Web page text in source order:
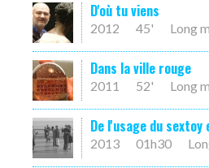
D'où tu viens
2012 45' Long
Dans la ville rouge
2011 52' Long
De l'usage du
2013 01h30